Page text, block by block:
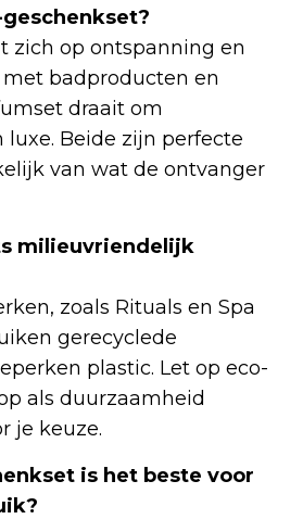
zich op ontspanning en
badproducten en
draait om
Beide zijn perfecte
van wat de ontvanger
milieuvriendelijk
zoals Rituals en Spa
gerecyclede
plastic. Let op eco-
als duurzaamheid
je keuze.
is het beste voor